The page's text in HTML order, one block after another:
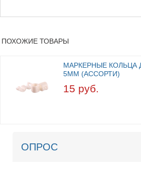
ПОХОЖИЕ ТОВАРЫ
МАРКЕРНЫЕ КОЛЬЦА
5ММ (АССОРТИ)
15 руб.
ОПРОС